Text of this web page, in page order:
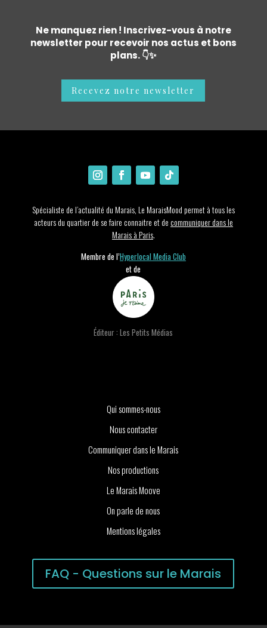
Ne manquez rien ! Inscrivez-vous à notre
newsletter pour recevoir nos actus et bons
plans. 👇✨
Recevez notre newsletter
Spécialiste de l’actualité du Marais, Le MaraisMood permet à tous les
acteurs du quartier de se faire connaitre et decommuniquer dans le
Marais à Paris.
Membre de l’Hyperlocal Media Club
et de
Éditeur : Les Petits Médias
Qui sommes-nous
Nous contacter
Communiquer dans le Marais
Nos productions
Le Marais Moove
On parle de nous
Mentions légales
FAQ - Questions sur le Marais